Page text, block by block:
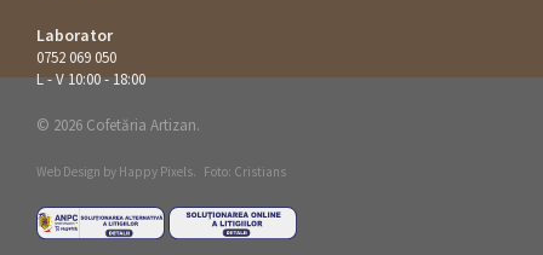
Laborator
0752 069 050
L - V 10:00 - 18:00
© 2026 Cofetăria Artizan.
Web Design by Happy Pixels. Foto: Cristians